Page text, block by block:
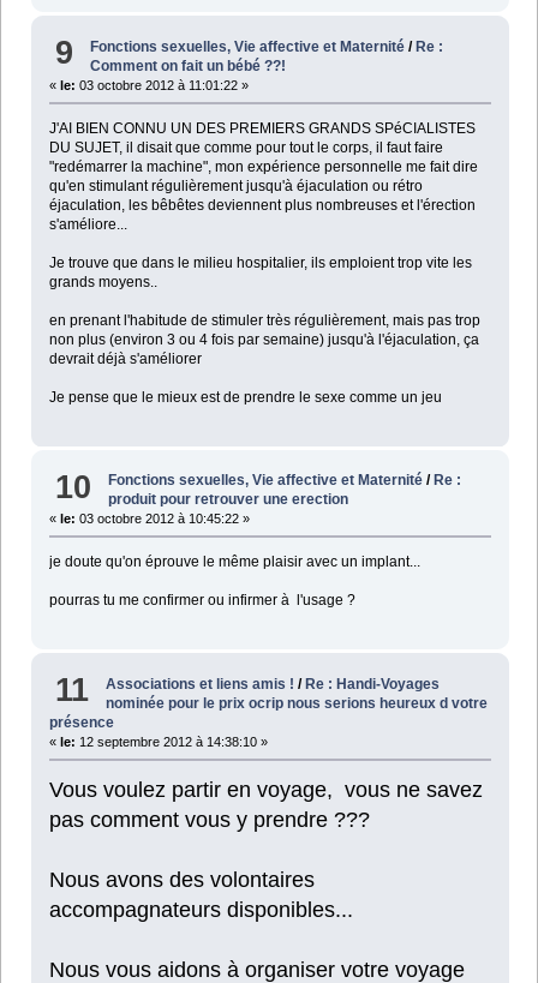
9 Fonctions sexuelles, Vie affective et Maternité /Re :
Comment on fait un bébé ??!
« le: 03 octobre 2012 à 11:01:22 »
J'AI BIEN CONNU UN DES PREMIERS GRANDS SPéCIALISTES
DU SUJET, il disait que comme pour tout le corps, il faut faire
"redémarrer la machine", mon expérience personnelle me fait dire
qu'en stimulant régulièrement jusqu'à éjaculation ou rétro
éjaculation, les bêbêtes deviennent plus nombreuses et l'érection
s'améliore...
Je trouve que dans le milieu hospitalier, ils emploient trop vite les
grands moyens..
en prenant l'habitude de stimuler très régulièrement, mais pas trop
non plus (environ 3 ou 4 fois par semaine) jusqu'à l'éjaculation, ça
devrait déjà s'améliorer
Je pense que le mieux est de prendre le sexe comme un jeu
10 Fonctions sexuelles, Vie affective et Maternité / Re :
produit pour retrouver une erection
« le: 03 octobre 2012 à 10:45:22 »
je doute qu'on éprouve le même plaisir avec un implant...
pourras tu me confirmer ou infirmer à l'usage ?
11 Associations et liens amis ! /Re : Handi-Voyages
nominée pour le prix ocrip nous serions heureux d votre
présence
« le: 12 septembre 2012 à 14:38:10 »
Vous voulez partir en voyage, vous ne savez
pas comment vous y prendre ???
Nous avons des volontaires
accompagnateurs disponibles...
Nous vous aidons à organiser votre voyage